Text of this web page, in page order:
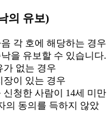
의 유보)
각 호에 해당하는 경우
을 유보할 수 있습니다.
가 없는 경우
장이 있는 경우
신청한 사람이 14세 미만
의 동의를 득하지 않았